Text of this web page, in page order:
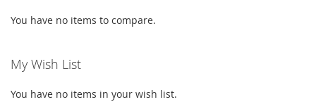
You have no items to compare.
My Wish List
You have no items in your wish list.